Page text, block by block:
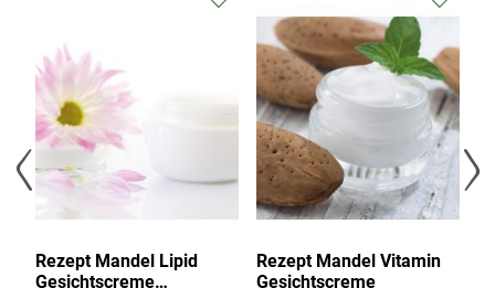
hinzufügen
Rezept Mandel Lipid
Gesichtscreme
Wunschliste
hinzufügen
Rezept Mandel Vitamin
Gesichtscreme